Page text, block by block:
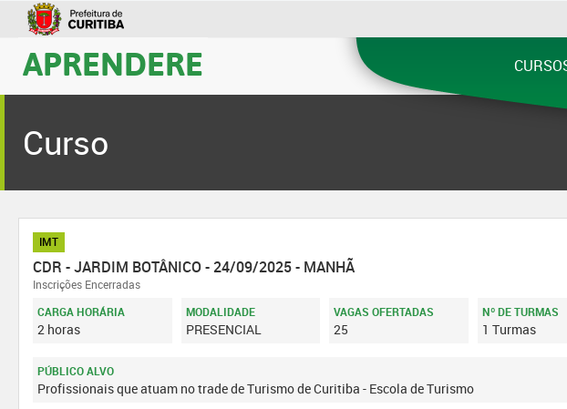
APRENDERE
Curso
IMT
CDR - JARDIM BOTÂNICO - 24/09/2025 - MANHÃ
Inscrições Encerradas
CARGA HORÁRIA
2 horas
MODALIDADE
PRESENCIAL
VAGAS OFERTADAS
25
Nº DE TURMAS
1 Turmas
PÚBLICO ALVO
Profissionais que atuam no trade de Turismo de Curitiba - Escola de Turismo